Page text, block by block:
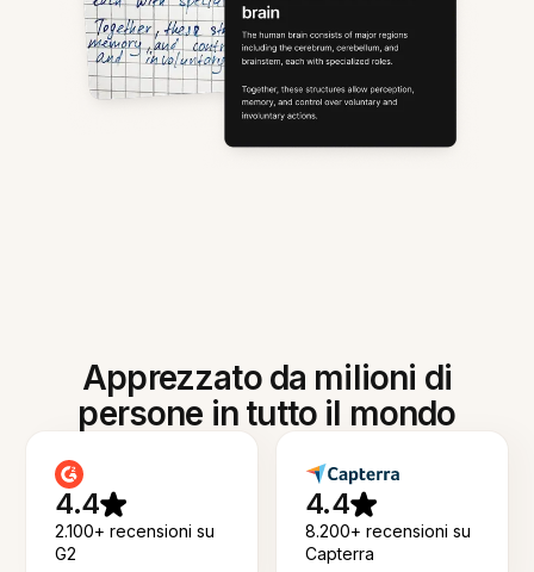
Apprezzato da milioni di
persone in tutto il mondo
4.4
2.100+ recensioni su
G2
4.4
8.200+ recensioni su
Capterra